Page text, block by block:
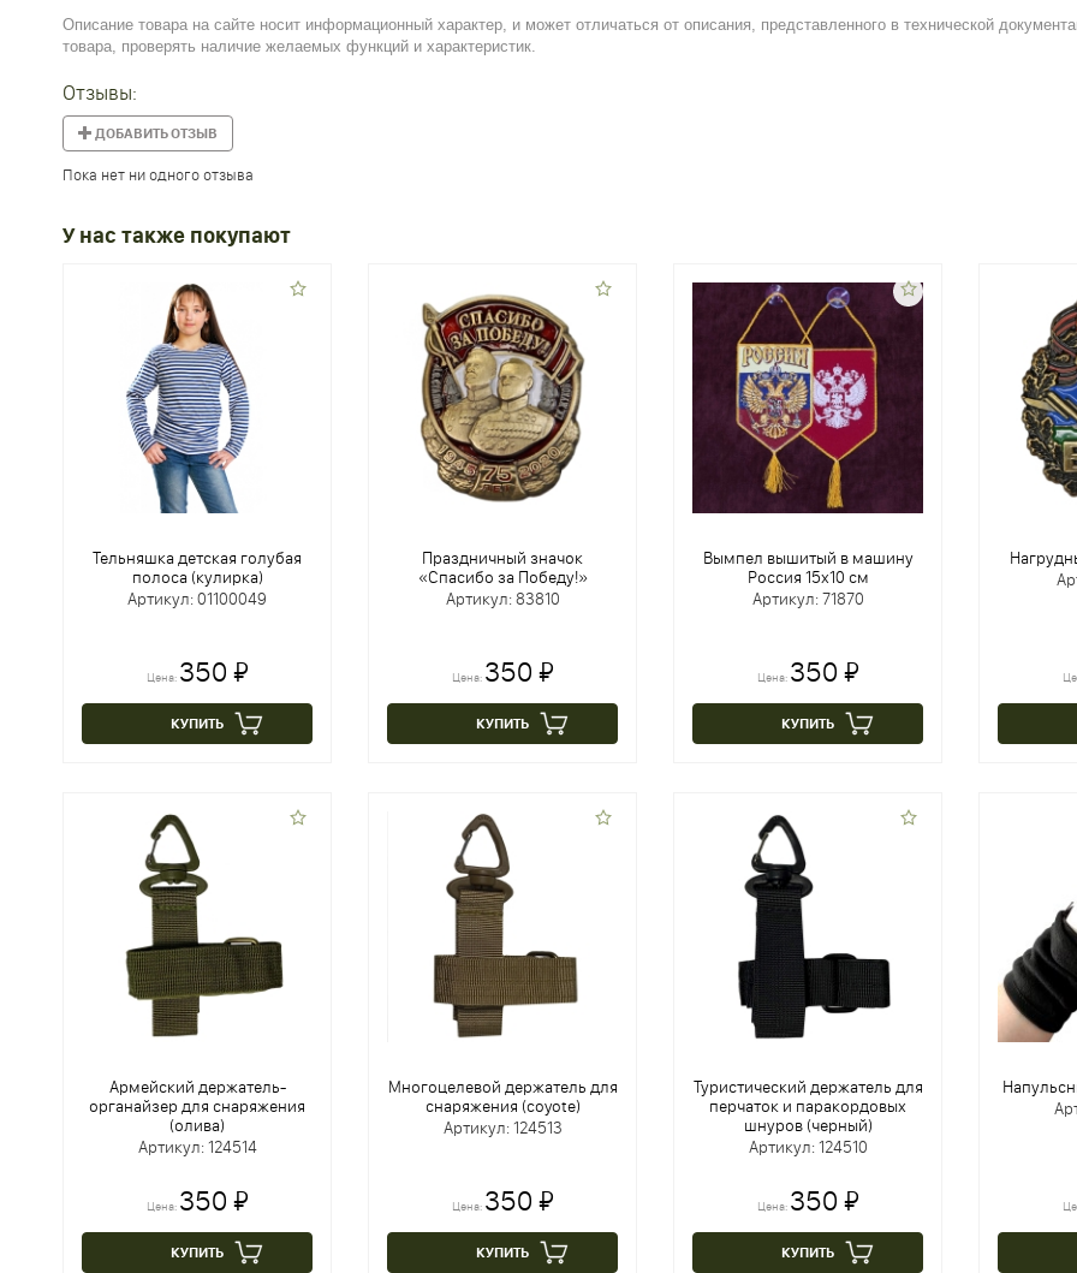
Описание товара на сайте носит информационный характер, и может отличаться от описания, представленного в технической
товара, проверять наличие желаемых функций и характеристик.
Отзывы:
ДОБАВИТЬ ОТЗЫВ
Пока нет ни одного отзыва
У нас также покупают
Тельняшка детская голубая
полоса (кулирка)
Артикул: 01100049
Цена: 350 ₽
КУПИТЬ
Праздничный значок
«Спасибо за Победу!»
Артикул: 83810
Цена: 350 ₽
КУПИТЬ
Вымпел вышитый в машину
Россия 15х10 см
Артикул: 71870
Цена: 350 ₽
КУПИТЬ
Армейский держатель-
органайзер для снаряжения
(олива)
Артикул: 124514
Цена: 350 ₽
КУПИТЬ
Многоцелевой держатель для
снаряжения (coyote)
Артикул: 124513
Цена: 350 ₽
КУПИТЬ
Туристический держатель для
перчаток и паракордовых
шнуров (черный)
Артикул: 124510
Цена: 350 ₽
КУПИТЬ